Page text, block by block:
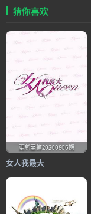
猜你喜欢
更新至第20260806期
女人我最大